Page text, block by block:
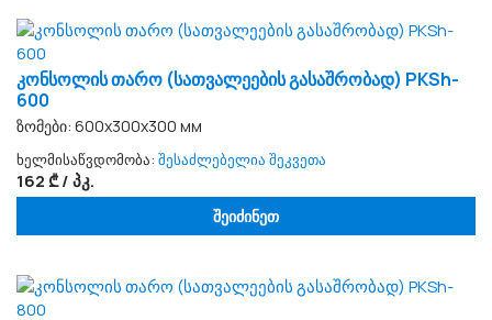
კონსოლის თარო (სათვალეების გასაშრობად) PKSh-
600
ზომები: 600х300х300 мм
ხელმისაწვდომობა: შესაძლებელია შეკვეთა
162 ₾ / პკ.
შეიძინეთ